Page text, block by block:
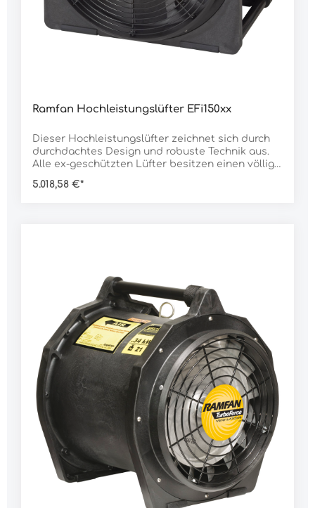
mmGewicht: 28.600 g
Ramfan Hochleistungslüfter EFi150xx
Dieser Hochleistungslüfter zeichnet sich durch
durchdachtes Design und robuste Technik aus.
Alle ex-geschützten Lüfter besitzen einen völlig
flammbaren Stoffen in der Umgebung verhindert.
Plastikgehäuse in die Erde
geleitet.Merkmale:ATEX-zertifiziert zur sicheren
Verwendung auch in gefährlicher
Umgebungkompakt und leichtstabiles, ABS-
Gehäuse - stoßfest, wetterfest,
chemikalienbeständigantistatisches
Gehäuseinkl. Adapter für Lutteninkl. ATEX
Stecker von AppletonDaten:Rotor Ø: 40
cmLuftleistung nach AMCA: 7.580 m³/hGeräusch (1
m): 90,2 dBMotor: 1.100 WAnschluss: 230
VAnschlusskabel: 9 m mit ATEX-Stecker
Anlaufstrom: 40 AStromaufnahme in Betrieb: 8
AEx-Schutz: ATEX (ganzes Gerät) Zone 1: II 2 G EX
de IIB T6 Gb Schutzart: IP55 Abmessung: 480 x
460 x 410 mmGewicht: 28.000 g
5.018,58 €*